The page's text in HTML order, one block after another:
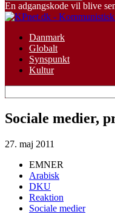
En adgangskode vil blive
Danmark
Globalt
Synspunkt
Kultur
Sociale medier,
27. maj 2011
EMNER
Arabisk
DKU
Reaktion
Sociale medier